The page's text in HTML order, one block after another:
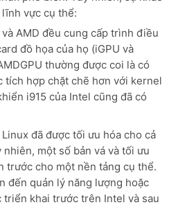
vực cụ thể:
AMD đều cung cấp trình điều
đồ họa của họ (iGPU và
thường được coi là có
tích hợp chặt chẽ hơn với kernel
i915 của Intel cũng đã có
đã được tối ưu hóa cho cả
nhiên, một số bản vá và tối ưu
trước cho một nền tảng cụ thể.
đến quản lý năng lượng hoặc
khai trước trên Intel và sau